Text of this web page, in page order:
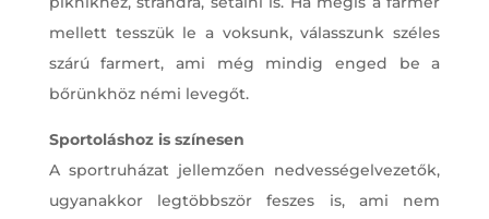
mellett tesszük le a voksunk, válasszunk széles
szárú farmert, ami még mindig enged be a
bőrünkhöz némi levegőt.
Sportoláshoz is színesen
A sportruházat jellemzően nedvességelvezetők,
ugyanakkor legtöbbször feszes is, ami nem